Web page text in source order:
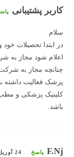
کاربر پشتیبانی
سلام
در ابتدا تحصیلات خود
اعلام شود مجاز به
چنانچه مجاز به
پزشک فعالیت داشته
کلینیک پزشکی و
باشد.
F.Nj پاسخ 24 آوریل 2018